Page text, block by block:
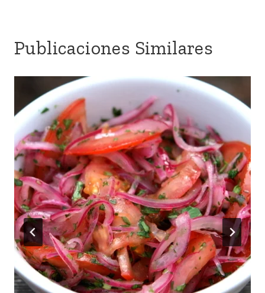
Publicaciones Similares